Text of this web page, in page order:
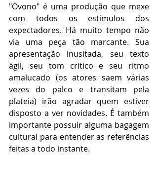
"Ovono" é uma produção que mexe
com todos os estímulos dos
expectadores. Há muito tempo não
via uma peça tão marcante. Sua
apresentação inusitada, seu texto
ágil, seu tom crítico e seu ritmo
amalucado (os atores saem várias
vezes do palco e transitam pela
plateia) irão agradar quem estiver
disposto a ver novidades. É também
importante possuir alguma bagagem
cultural para entender as referências
feitas a todo instante.